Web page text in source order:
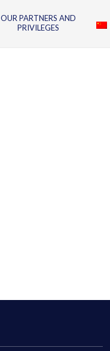
OUR PARTNERS AND
PRIVILEGES